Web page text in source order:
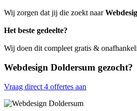
Wij zorgen dat jij die zoekt naar
Het beste gedeelte?
Wij doen dit compleet gratis &
Webdesign Doldersum gezocht?
Vraag direct 4 offertes aan